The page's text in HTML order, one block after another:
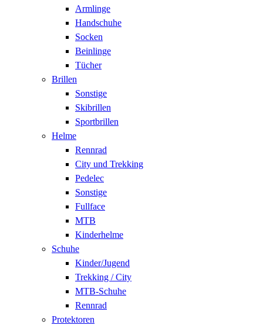
Armlinge
Handschuhe
Socken
Beinlinge
Tücher
Brillen
Sonstige
Skibrillen
Sportbrillen
Helme
Rennrad
City und Trekking
Pedelec
Sonstige
Fullface
MTB
Kinderhelme
Schuhe
Kinder/Jugend
Trekking / City
MTB-Schuhe
Rennrad
Protektoren